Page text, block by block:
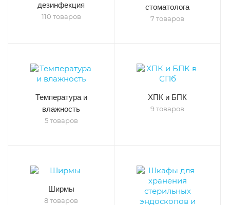
дезинфекция
110 товаров
стоматолога
7 товаров
Температура и
влажность
5 товаров
ХПК и БПК
9 товаров
Ширмы
8 товаров